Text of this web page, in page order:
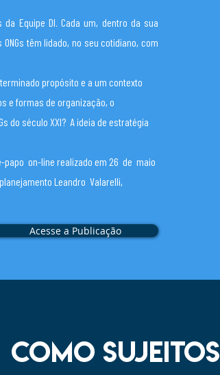
Equipe DI. Cada um, dentro da sua
têm lidado, no seu cotidiano, com
propósito e a um contexto
e formas de organização, o
do século XXI? A ideia de estratégia
papo on-line realizado em 26 de maio
Leandro Valarelli,
Acesse a Publicação
como sujeitos